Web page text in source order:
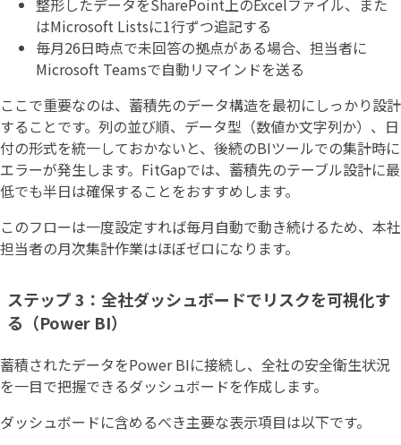
整形したデータをSharePoint上のExcelファイル、また
はMicrosoft Listsに1行ずつ追記する
毎月26日時点で未回答の拠点がある場合、担当者に
Microsoft Teamsで自動リマインドを送る
ここで重要なのは、蓄積先のデータ構造を最初にしっかり設計
することです。列の並び順、データ型（数値か文字列か）、日
付の形式を統一しておかないと、後続のBIツールでの集計時に
エラーが発生します。FitGapでは、蓄積先のテーブル設計に最
低でも半日は確保することをおすすめします。
このフローは一度設定すれば毎月自動で動き続けるため、本社
担当者の月次集計作業はほぼゼロになります。
ステップ 3：全社ダッシュボードでリスクを可視化す
る（Power BI）
蓄積されたデータをPower BIに接続し、全社の安全衛生状況
を一目で把握できるダッシュボードを作成します。
ダッシュボードに含めるべき主要な表示項目は以下です。